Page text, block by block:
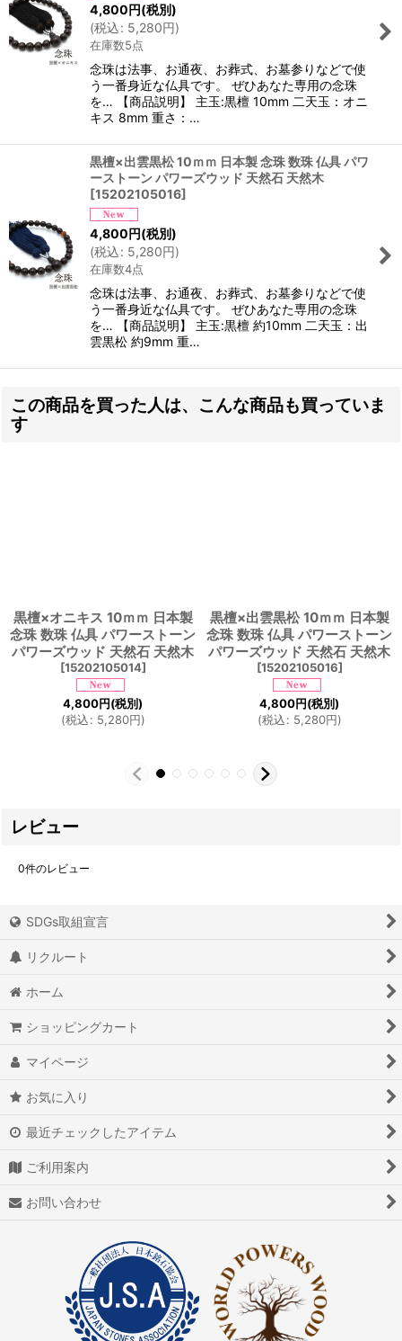
4,800円(税別)
(税込: 5,280円)
在庫数5点
念珠は法事、お通夜、お葬式、お墓参りなどで使
う一番身近な仏具です。 ぜひあなた専用の念珠
を… 【商品説明】 主玉:黒檀 10mm 二天玉：オニ
キス 8mm 重さ：…
黒檀×出雲黒松 10ｍｍ 日本製 念珠 数珠 仏具 パワ
ーストーン パワーズウッド 天然石 天然木
[15202105016]
4,800円(税別)
(税込: 5,280円)
在庫数4点
念珠は法事、お通夜、お葬式、お墓参りなどで使
う一番身近な仏具です。 ぜひあなた専用の念珠
を… 【商品説明】 主玉:黒檀 約10mm 二天玉：出
雲黒松 約9mm 重…
この商品を買った人は、こんな商品も買っていま
す
黒檀×オニキス 10ｍｍ 日本製
念珠 数珠 仏具 パワーストーン
パワーズウッド 天然石 天然木
[15202105014]
4,800円(税別)
(税込: 5,280円)
黒檀×出雲黒松 10ｍｍ 日本製
念珠 数珠 仏具 パワーストーン
パワーズウッド 天然石 天然木
[15202105016]
4,800円(税別)
(税込: 5,280円)
レビュー
0件のレビュー
SDGs取組宣言
リクルート
ホーム
ショッピングカート
マイページ
お気に入り
最近チェックしたアイテム
ご利用案内
お問い合わせ